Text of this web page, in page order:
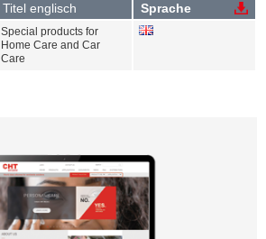
Titel englisch Sprache
Special products for
Home Care and Car
Care